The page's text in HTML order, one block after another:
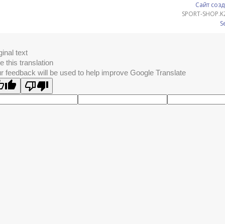
Сайт
SPORT-
text
this translation
feedback will be used to help improve Google Translate